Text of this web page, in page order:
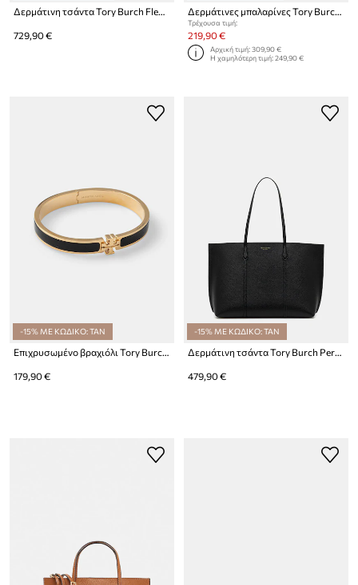
Δερμάτινη τσάντα Tory Burch Fleming
729,90 €
Δερμάτινες μπαλαρίνες Tory Burch Reva Travel Ballet
Τρέχουσα τιμή:
219,90 €
Αρχική τιμή:309,90 €
Η χαμηλότερη τιμή:249,90 €
-15% ΜΕ ΚΩΔΙΚΟ: TAN
Επιχρυσωμένο βραχιόλι Tory Burch Kira
179,90 €
-15% ΜΕ ΚΩΔΙΚΟ: TAN
Δερμάτινη τσάντα Tory Burch Perry
479,90 €